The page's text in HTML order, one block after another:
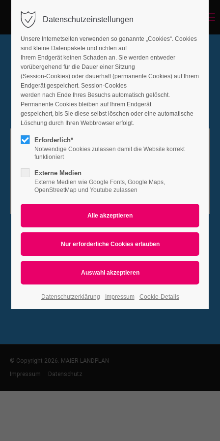
Maintenance Mode
We are currently revising our website. Please
check back later.
-1033
Tage
0-6
Stunden
0-9
Minuten
0-52
Send us a Mail
© Copyright 2026. MAIER LANDPLAN
Impressum
Datenschutz
Datenschutzeinstellungen
Unsere Internetseiten verwenden so genannte „Cookies“. Cookies
sind kleine Datenpakete und richten auf
Ihrem Endgerät keinen Schaden an. Sie werden entweder
vorübergehend für die Dauer einer Sitzung
(Session-Cookies) oder dauerhaft (permanente Cookies) auf Ihrem
Endgerät gespeichert. Session-Cookies
werden nach Ende Ihres Besuchs automatisch gelöscht.
Permanente Cookies bleiben auf Ihrem Endgerät
gespeichert, bis Sie diese selbst löschen oder eine automatische
Löschung durch Ihren Webbrowser erfolgt.
Erforderlich*
Notwendige Cookies zulassen damit die Website korrekt
funktioniert
Externe Medien
Externe Medien wie Google Fonts, Google Maps,
OpenStreetMap und Youtube zulassen
Datenschutzerklärung Impressum Cookie-Details